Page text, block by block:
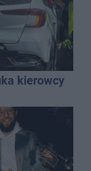
kierowcy